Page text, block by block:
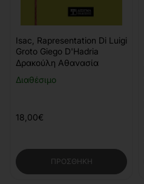
Διαθέσιμο
Isac, Rapresentation Di Luigi
Groto Giego D'Hadria
Δρακούλη Αθανασία
18,00€
ΠΡΟΣΘΉΚΗ